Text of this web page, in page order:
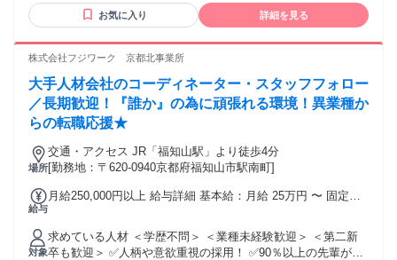
お気に入り 詳細を見る
株式会社フジワーク 京都北事業所
大手人材会社のコーディネーター・スタッフフォロー
／長期歓迎！『誰か』の為に頑張れる環境！異業種か
らの転職応援★
場所
交通・アクセス JR「福知山駅」より徒歩4分
[勤務地：〒620-0940京都府福知山市駅南町]
給与
月給250,000円以上 給与詳細 基本給：月給 25万円 〜 固定残
勤・家族手当金額：なし 全員に一律で支払われるその他手当
金額：なし
対象
求めている人材 ＜学歴不問＞ ＜業種未経験歓迎＞ ＜第二新
卒も歓迎＞ ✅人柄や意欲重視の採用！ ✅90％以上の先輩が異